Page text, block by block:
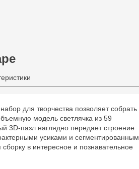
для творчества позволяет собрать
модель светлячка из 59
3D-пазл наглядно передает строение
усиками и сегментированным
в интересное и познавательное